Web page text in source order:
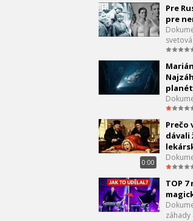
0:00
Pre
pre
0:00
Prečo
dávali
TOP 7
záhady